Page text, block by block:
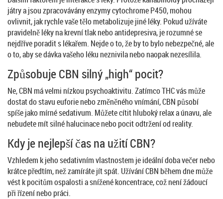
játry a jsou zpracovávány enzymy cytochrome P450, mohou
ovlivnit, jak rychle vaše tělo metabolizuje jiné léky. Pokud užíváte
pravidelně léky na krevní tlak nebo antidepresiva, je rozumné se
nejdříve poradit s lékařem. Nejde o to, že by to bylo nebezpečné, ale
o to, aby se dávka vašeho léku neznivila nebo naopak nezesílila.
Způsobuje CBN silný „high“ pocit?
Ne, CBN má velmi nízkou psychoaktivitu. Zatímco THC vás může
dostat do stavu euforie nebo změněného vnímání, CBN působí
spíše jako mírné sedativum. Můžete cítit hluboký relax a únavu, ale
nebudete mít silné halucinace nebo pocit odtržení od reality.
Kdy je nejlepší čas na užití CBN?
Vzhledem k jeho sedativním vlastnostem je ideální doba večer nebo
krátce předtím, než zamíráte jít spát. Užívání CBN během dne může
vést k pocitům ospalosti a snížené koncentrace, což není žádoucí
při řízení nebo práci.